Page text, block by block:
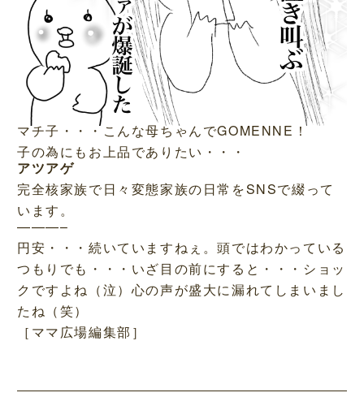
マチ子・・・こんな母ちゃんでGOMENNE！
子の為にもお上品でありたい・・・
アツアゲ
完全核家族で日々変態家族の日常をSNSで綴って
います。
———–
円安・・・続いていますねぇ。頭ではわかっている
つもりでも・・・いざ目の前にすると・・・ショッ
クですよね（泣）心の声が盛大に漏れてしまいまし
たね（笑）
［ママ広場編集部］